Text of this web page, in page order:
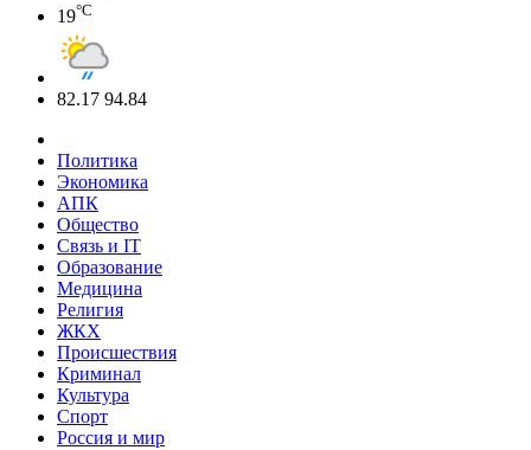
19°C
82.17 94.84
Политика
Экономика
АПК
Общество
Связь и IT
Образование
Медицина
Религия
ЖКХ
Происшествия
Криминал
Культура
Спорт
Россия и мир